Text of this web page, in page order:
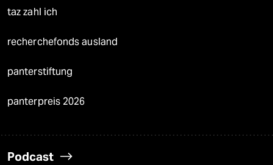
taz zahl ich
recherchefonds ausland
panterstiftung
panterpreis 2026
Podcast